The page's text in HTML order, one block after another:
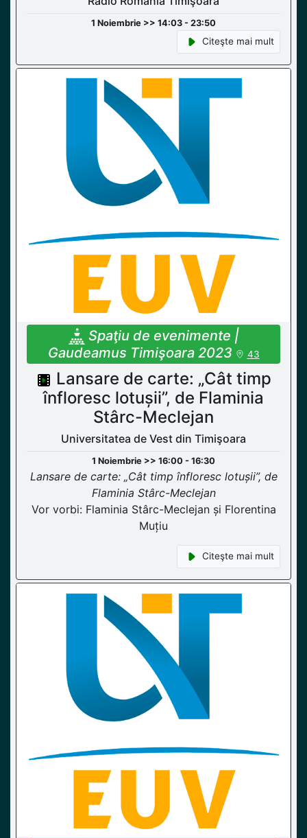
1 Noiembrie >> 14:03 - 23:50
Citeşte mai mult
Spaţiu de evenimente |
Gaudeamus Timişoara 2023
43
Lansare de carte: „Cât timp
înfloresc lotușii”, de Flaminia
Stârc-Meclejan
Universitatea de Vest din Timişoara
1 Noiembrie >> 16:00 - 16:30
Lansare de carte: „Cât timp înfloresc lotușii”, de
Flaminia Stârc-Meclejan
Vor vorbi: Flaminia Stârc-Meclejan și Florentina
Muțiu
Citeşte mai mult